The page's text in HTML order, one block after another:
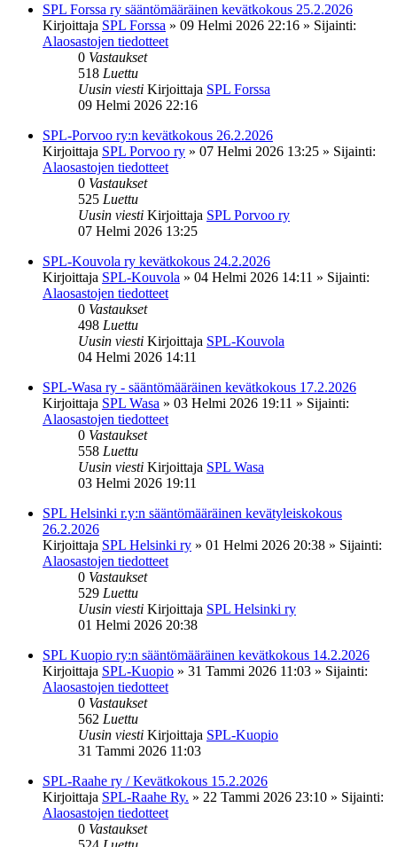
SPL Forssa ry sääntömääräinen kevätkokous 25.2.2026
Kirjoittaja SPL Forssa » 09 Helmi 2026 22:16 » Sijainti:
Alaosastojen tiedotteet
0 Vastaukset
518 Luettu
Uusin viesti Kirjoittaja SPL Forssa
09 Helmi 2026 22:16
SPL-Porvoo ry:n kevätkokous 26.2.2026
Kirjoittaja SPL Porvoo ry » 07 Helmi 2026 13:25 » Sijainti:
Alaosastojen tiedotteet
0 Vastaukset
525 Luettu
Uusin viesti Kirjoittaja SPL Porvoo ry
07 Helmi 2026 13:25
SPL-Kouvola ry kevätkokous 24.2.2026
Kirjoittaja SPL-Kouvola » 04 Helmi 2026 14:11 » Sijainti:
Alaosastojen tiedotteet
0 Vastaukset
498 Luettu
Uusin viesti Kirjoittaja SPL-Kouvola
04 Helmi 2026 14:11
SPL-Wasa ry - sääntömääräinen kevätkokous 17.2.2026
Kirjoittaja SPL Wasa » 03 Helmi 2026 19:11 » Sijainti:
Alaosastojen tiedotteet
0 Vastaukset
558 Luettu
Uusin viesti Kirjoittaja SPL Wasa
03 Helmi 2026 19:11
SPL Helsinki r.y:n sääntömääräinen kevätyleiskokous
26.2.2026
Kirjoittaja SPL Helsinki ry » 01 Helmi 2026 20:38 » Sijainti:
Alaosastojen tiedotteet
0 Vastaukset
529 Luettu
Uusin viesti Kirjoittaja SPL Helsinki ry
01 Helmi 2026 20:38
SPL Kuopio ry:n sääntömääräinen kevätkokous 14.2.2026
Kirjoittaja SPL-Kuopio » 31 Tammi 2026 11:03 » Sijainti:
Alaosastojen tiedotteet
0 Vastaukset
562 Luettu
Uusin viesti Kirjoittaja SPL-Kuopio
31 Tammi 2026 11:03
SPL-Raahe ry / Kevätkokous 15.2.2026
Kirjoittaja SPL-Raahe Ry. » 22 Tammi 2026 23:10 » Sijainti:
Alaosastojen tiedotteet
0 Vastaukset